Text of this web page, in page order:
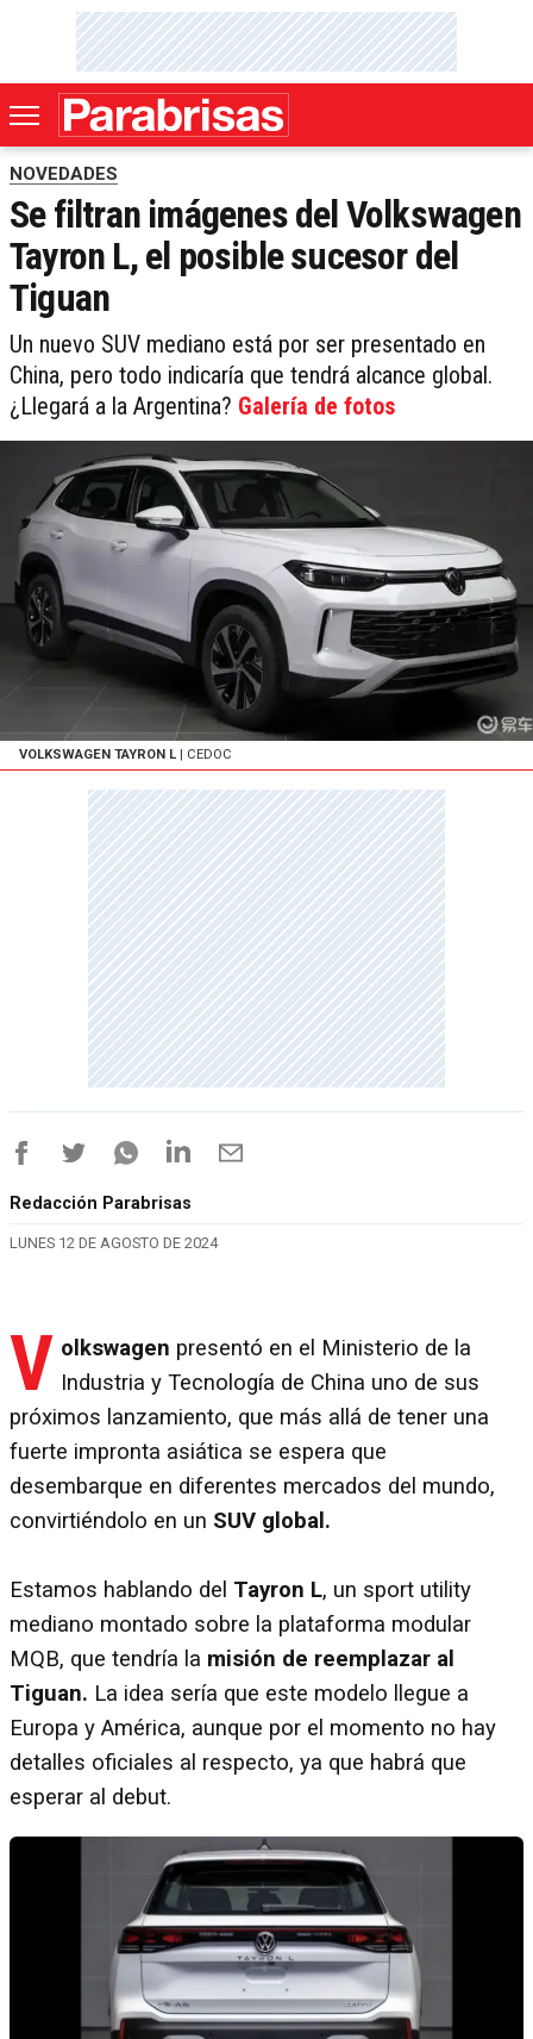
NOVEDADES
Se filtran imágenes del Volkswagen
Tayron L, el posible sucesor del
Tiguan
Un nuevo SUV mediano está por ser presentado en
China, pero todo indicaría que tendrá alcance global.
¿Llegará a la Argentina? Galería de fotos
VOLKSWAGEN TAYRON L | CEDOC
Redacción Parabrisas
LUNES 12 DE AGOSTO DE 2024
V olkswagen presentó en el Ministerio de la
Industria y Tecnología de China uno de sus
próximos lanzamiento, que más allá de tener una
fuerte impronta asiática se espera que
desembarque en diferentes mercados del mundo,
convirtiéndolo en un SUV global.
Estamos hablando del Tayron L, un sport utility
mediano montado sobre la plataforma modular
MQB, que tendría la misión de reemplazar al
Tiguan. La idea sería que este modelo llegue a
Europa y América, aunque por el momento no hay
detalles oficiales al respecto, ya que habrá que
esperar al debut.